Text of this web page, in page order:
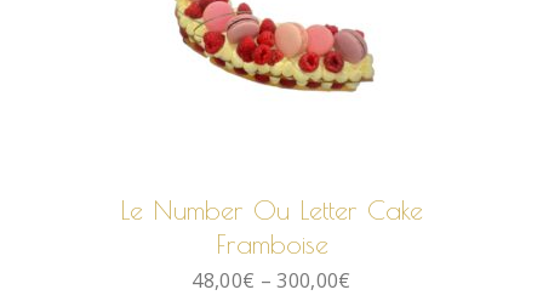
Le Number Ou Letter Cake
Framboise
48,00€ –300,00€